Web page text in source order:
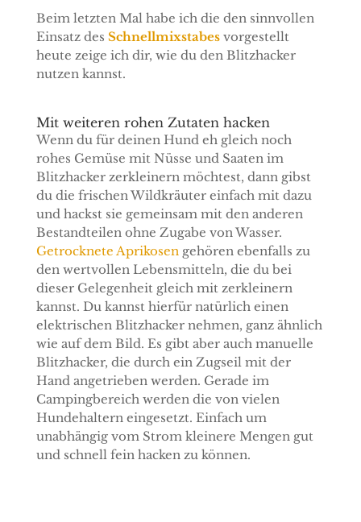
Beim letzten Mal habe ich die den sinnvollen
Einsatz des Schnellmixstabesvorgestellt
heute zeige ich dir, wie du den Blitzhacker
nutzen kannst.
Mit weiteren rohen Zutaten hacken
Wenn du für deinen Hund eh gleich noch
rohes Gemüse mit Nüsse und Saaten im
Blitzhacker zerkleinern möchtest, dann gibst
du die frischen Wildkräuter einfach mit dazu
und hackst sie gemeinsam mit den anderen
Bestandteilen ohne Zugabe von Wasser.
Getrocknete Aprikosengehören ebenfalls zu
den wertvollen Lebensmitteln, die du bei
dieser Gelegenheit gleich mit zerkleinern
kannst. Du kannst hierfür natürlich einen
elektrischen Blitzhacker nehmen, ganz ähnlich
wie auf dem Bild. Es gibt aber auch manuelle
Blitzhacker, die durch ein Zugseil mit der
Hand angetrieben werden. Gerade im
Campingbereich werden die von vielen
Hundehaltern eingesetzt. Einfach um
unabhängig vom Strom kleinere Mengen gut
und schnell fein hacken zu können.